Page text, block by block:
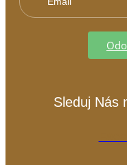
Sleduj Nás